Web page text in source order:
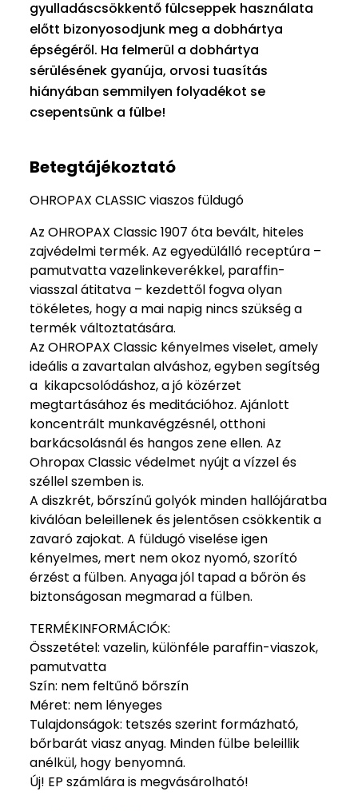
gyulladáscsökkentő fülcseppek használata
előtt bizonyosodjunk meg a dobhártya
épségéről. Ha felmerül a dobhártya
sérülésének gyanúja, orvosi tuasítás
hiányában semmilyen folyadékot se
csepentsünk a fülbe!
Betegtájékoztató
OHROPAX CLASSIC viaszos füldugó
Az OHROPAX Classic 1907 óta bevált, hiteles
zajvédelmi termék. Az egyedülálló receptúra –
pamutvatta vazelinkeverékkel, paraffin-
viasszal átitatva – kezdettől fogva olyan
tökéletes, hogy a mai napig nincs szükség a
termék változtatására.
Az OHROPAX Classic kényelmes viselet, amely
ideális a zavartalan alváshoz, egyben segítség
a kikapcsolódáshoz, a jó közérzet
megtartásához és meditációhoz. Ajánlott
koncentrált munkavégzésnél, otthoni
barkácsolásnál és hangos zene ellen. Az
Ohropax Classic védelmet nyújt a vízzel és
széllel szemben is.
A diszkrét, bőrszínű golyók minden hallójáratba
kiválóan beleillenek és jelentősen csökkentik a
zavaró zajokat. A füldugó viselése igen
kényelmes, mert nem okoz nyomó, szorító
érzést a fülben. Anyaga jól tapad a bőrön és
biztonságosan megmarad a fülben.
TERMÉKINFORMÁCIÓK:
Összetétel: vazelin, különféle paraffin-viaszok,
pamutvatta
Szín: nem feltűnő bőrszín
Méret: nem lényeges
Tulajdonságok: tetszés szerint formázható,
bőrbarát viasz anyag. Minden fülbe beleillik
anélkül, hogy benyomná.
Új! EP számlára is megvásárolható!